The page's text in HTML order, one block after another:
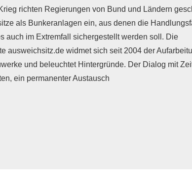
richten Regierungen von Bund und Ländern
als Bunkeranlagen ein, aus denen die
auch im Extremfall sichergestellt werden soll. Die
ausweichsitz.de widmet sich seit 2004 der
und beleuchtet Hintergründe. Der Dialog mit
ein permanenter Austausch